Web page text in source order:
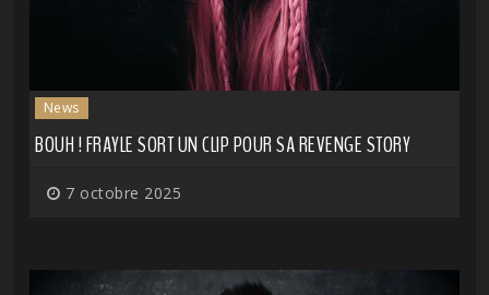
News
BOUH ! FRAYLE SORT UN CLIP POUR SA REVENGE STORY
7 octobre 2025